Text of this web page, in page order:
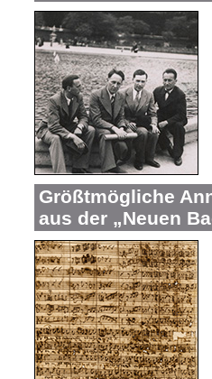
Größtmögliche
aus der „Neuen